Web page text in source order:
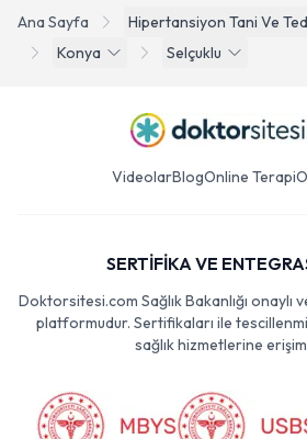
Ana Sayfa
Hipertansiyon Tani Ve
Konya
Selçuklu
VideolarBlogOnline Terapi
SERTİFİKA VE
Doktorsitesi.com Sağlık Bakanlığı onaylı
platformudur. Sertifikaları ile
sağlık hizmetlerine